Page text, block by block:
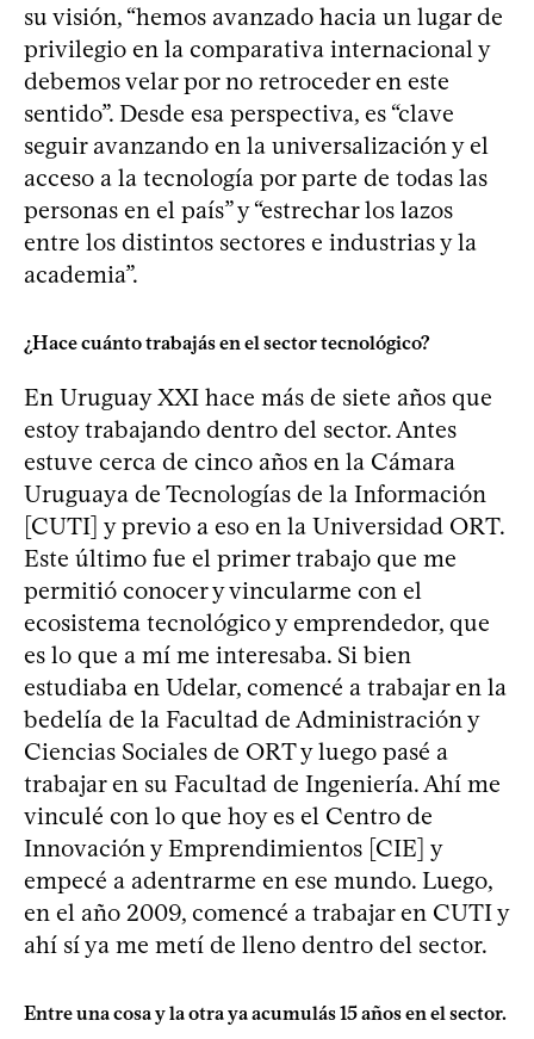
su visión, “hemos avanzado hacia un lugar de
privilegio en la comparativa internacional y
debemos velar por no retroceder en este
sentido”. Desde esa perspectiva, es “clave
seguir avanzando en la universalización y el
acceso a la tecnología por parte de todas las
personas en el país” y “estrechar los lazos
entre los distintos sectores e industrias y la
academia”.
¿Hace cuánto trabajás en el sector tecnológico?
En Uruguay XXI hace más de siete años que
estoy trabajando dentro del sector. Antes
estuve cerca de cinco años en la Cámara
Uruguaya de Tecnologías de la Información
[CUTI] y previo a eso en la Universidad ORT.
Este último fue el primer trabajo que me
permitió conocer y vincularme con el
ecosistema tecnológico y emprendedor, que
es lo que a mí me interesaba. Si bien
estudiaba en Udelar, comencé a trabajar en la
bedelía de la Facultad de Administración y
Ciencias Sociales de ORT y luego pasé a
trabajar en su Facultad de Ingeniería. Ahí me
vinculé con lo que hoy es el Centro de
Innovación y Emprendimientos [CIE] y
empecé a adentrarme en ese mundo. Luego,
en el año 2009, comencé a trabajar en CUTI y
ahí sí ya me metí de lleno dentro del sector.
Entre una cosa y la otra ya acumulás 15 años en el sector.